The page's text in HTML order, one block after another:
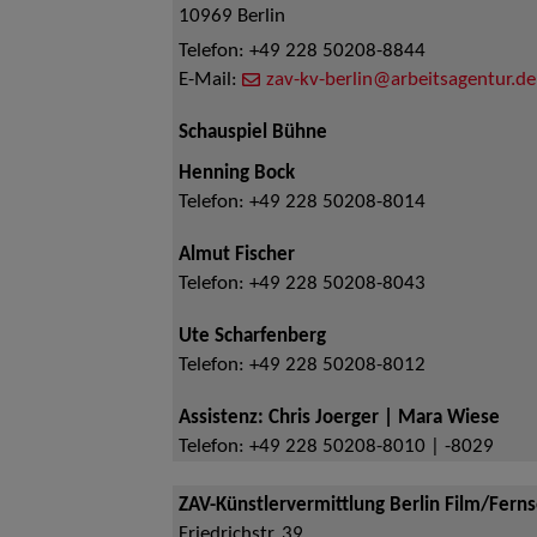
10969 Berlin
Telefon: +49 228 50208-8844
E-Mail:
zav-kv-berlin@arbeitsagentur.de
Schauspiel Bühne
Henning Bock
Telefon: +49 228 50208-8014
Almut Fischer
Telefon: +49 228 50208-8043
Ute Scharfenberg
Telefon: +49 228 50208-8012
Assistenz: Chris Joerger | Mara Wiese
Telefon: +49 228 50208-8010 | -8029
ZAV-Künstlervermittlung Berlin Film/